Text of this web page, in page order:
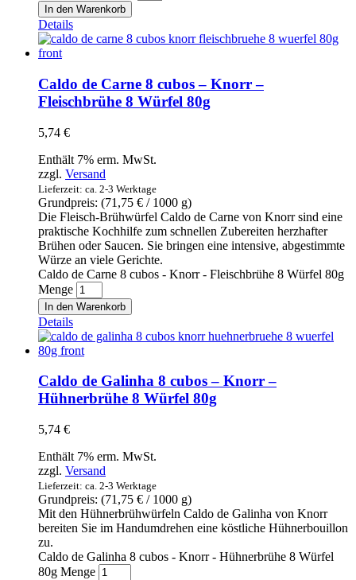
In den Warenkorb
Details
Caldo de Carne 8 cubos – Knorr –
Fleischbrühe 8 Würfel 80g
5,74 €
Enthält 7% erm. MwSt.
zzgl. Versand
Lieferzeit: ca. 2-3 Werktage
Grundpreis: (71,75 € / 1000 g)
Die Fleisch-Brühwürfel Caldo de Carne von Knorr sind eine
praktische Kochhilfe zum schnellen Zubereiten herzhafter
Brühen oder Saucen. Sie bringen eine intensive, abgestimmte
Würze an viele Gerichte.
Caldo de Carne 8 cubos - Knorr - Fleischbrühe 8 Würfel 80g
Menge
In den Warenkorb
Details
Caldo de Galinha 8 cubos – Knorr –
Hühnerbrühe 8 Würfel 80g
5,74 €
Enthält 7% erm. MwSt.
zzgl. Versand
Lieferzeit: ca. 2-3 Werktage
Grundpreis: (71,75 € / 1000 g)
Mit den Hühnerbrühwürfeln Caldo de Galinha von Knorr
bereiten Sie im Handumdrehen eine köstliche Hühnerbouillon
zu.
Caldo de Galinha 8 cubos - Knorr - Hühnerbrühe 8 Würfel
80g Menge